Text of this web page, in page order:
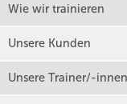
Wie wir trainieren
Unsere Kunden
Unsere Trainer/-innen